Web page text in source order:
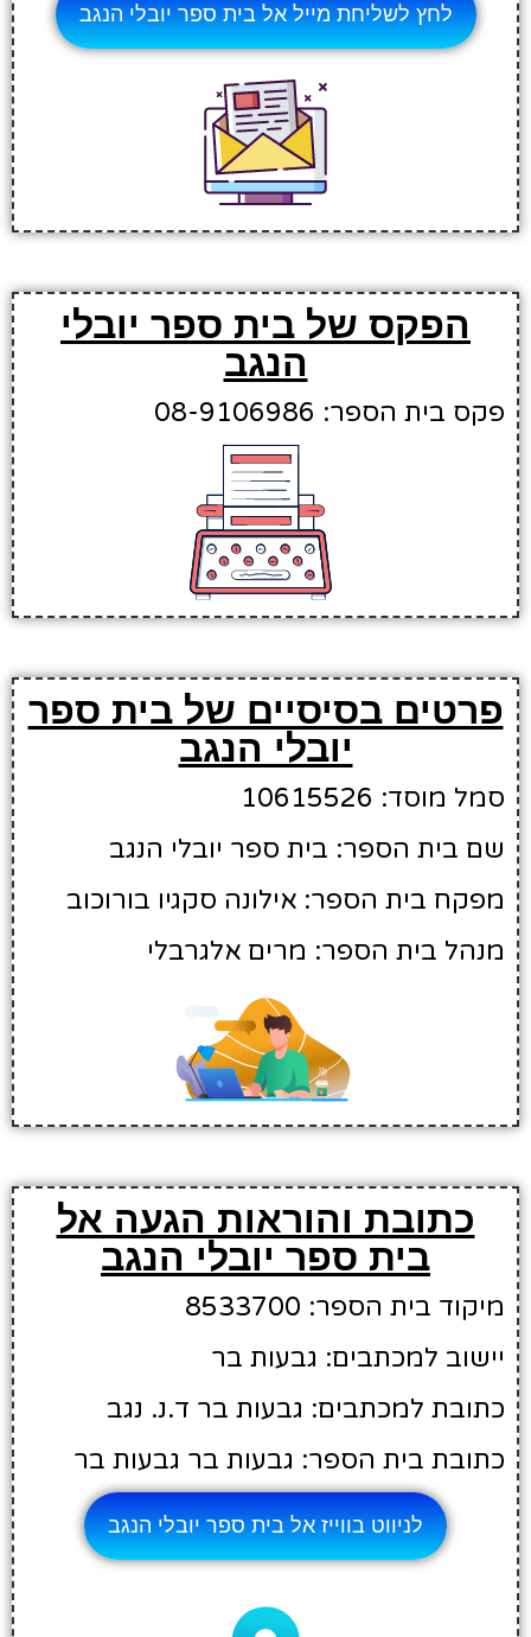
לחץ לשליחת מייל אל בית ספר יובלי הנגב
הפקס של בית ספר יובלי
הנגב
פקס בית הספר: 08-9106986
פרטים בסיסיים של בית ספר
יובלי הנגב
סמל מוסד: 10615526
שם בית הספר: בית ספר יובלי הנגב
מפקח בית הספר: אילונה סקגיו בורוכוב
מנהל בית הספר: מרים אלגרבלי
כתובת והוראות הגעה אל
בית ספר יובלי הנגב
מיקוד בית הספר: 8533700
יישוב למכתבים: גבעות בר
כתובת למכתבים: גבעות בר ד.נ. נגב
כתובת בית הספר: גבעות בר גבעות בר
לניווט בווייז אל בית ספר יובלי הנגב